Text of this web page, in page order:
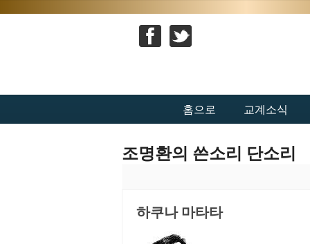
홈으로 교계소식
조명환의 쓴소리 단소리
하쿠나 마타타